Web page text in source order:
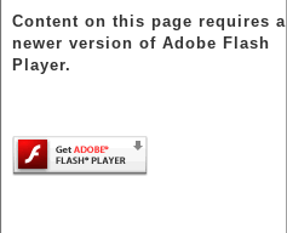
Content on this page requires a
newer version of Adobe Flash
Player.